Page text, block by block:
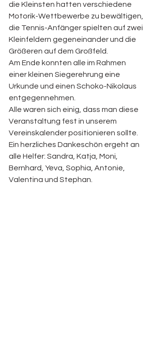
die Kleinsten hatten verschiedene
Motorik-Wettbewerbe zu bewältigen,
die Tennis-Anfänger spielten auf zwei
Kleinfeldern gegeneinander und die
Größeren auf dem Großfeld.
Am Ende konnten alle im Rahmen
einer kleinen Siegerehrung eine
Urkunde und einen Schoko-Nikolaus
entgegennehmen.
Alle waren sich einig, dass man diese
Veranstaltung fest in unserem
Vereinskalender positionieren sollte.
Ein herzliches Dankeschön ergeht an
alle Helfer: Sandra, Katja, Moni,
Bernhard, Yeva, Sophia, Antonie,
Valentina und Stephan.